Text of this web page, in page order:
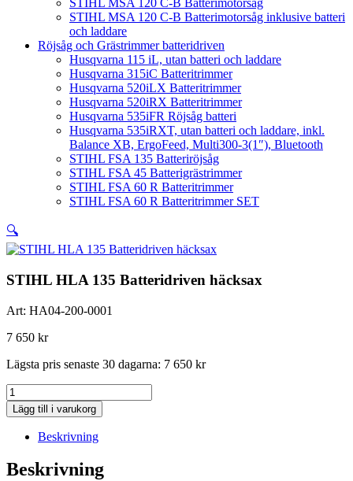
STIHL MSA 120 C-B Batterimotorsåg
STIHL MSA 120 C-B Batterimotorsåg inklusive batteri
och laddare
Röjsåg och Grästrimmer batteridriven
Husqvarna 115 iL, utan batteri och laddare
Husqvarna 315iC Batteritrimmer
Husqvarna 520iLX Batteritrimmer
Husqvarna 520iRX Batteritrimmer
Husqvarna 535iFR Röjsåg batteri
Husqvarna 535iRXT, utan batteri och laddare, inkl.
Balance XB, ErgoFeed, Multi300-3(1″), Bluetooth
STIHL FSA 135 Batteriröjsåg
STIHL FSA 45 Batterigrästrimmer
STIHL FSA 60 R Batteritrimmer
STIHL FSA 60 R Batteritrimmer SET
🔍
STIHL HLA 135 Batteridriven häcksax
Art: HA04-200-0001
7 650 kr
Lägsta pris senaste 30 dagarna: 7 650 kr
STIHL
HLA
135
Batteridriven
häcksax
mängd
Lägg till i varukorg
Beskrivning
Beskrivning